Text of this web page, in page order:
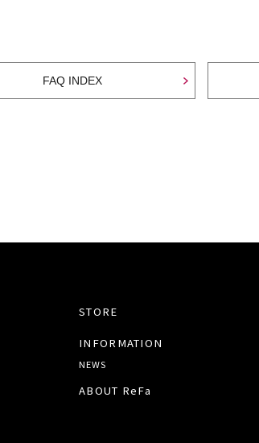
FAQ INDEX
STORE
INFORMATION
NEWS
ABOUT ReFa